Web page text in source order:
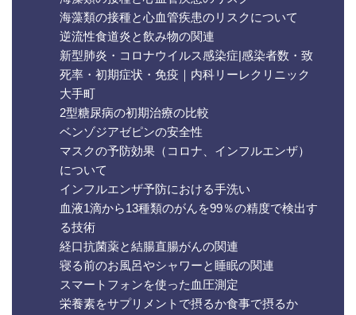
海藻類の接種と心血管疾患のリスクについて
逆流性食道炎と飲み物の関連
新型肺炎・コロナウイルス感染症|感染者数・致
死率・初期症状・免疫｜内科リーレクリニック
大手町
2型糖尿病の初期治療の比較
ベンゾジアゼピンの安全性
マスクの予防効果（コロナ、インフルエンザ）
について
インフルエンザ予防における手洗い
血液1滴から13種類のがんを99％の精度で検出す
る技術
経口抗菌薬と結腸直腸がんの関連
寝る前のお風呂やシャワーと睡眠の関連
スマートフォンを使った血圧測定
栄養素をサプリメントで摂るか食事で摂るか